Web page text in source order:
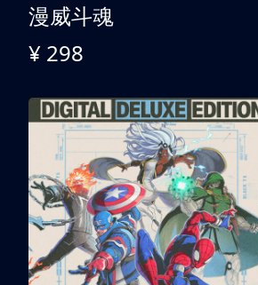
漫威斗魂
¥ 298